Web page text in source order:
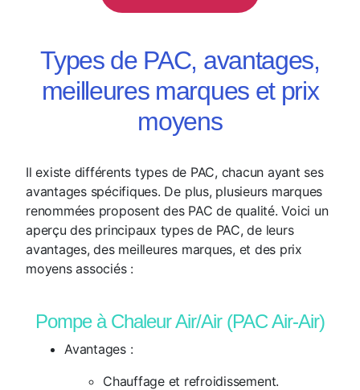
Types de PAC, avantages,
meilleures marques et prix
moyens
Il existe différents types de PAC, chacun ayant ses
avantages spécifiques. De plus, plusieurs marques
renommées proposent des PAC de qualité. Voici un
aperçu des principaux types de PAC, de leurs
avantages, des meilleures marques, et des prix
moyens associés :
Pompe à Chaleur Air/Air (PAC Air-Air)
Avantages :
Chauffage et refroidissement.